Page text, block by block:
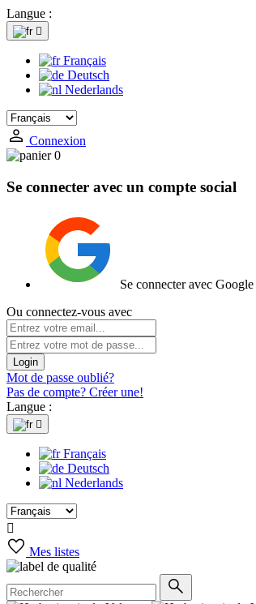
Langue :

Français
Deutsch
Nederlands
Connexion
0
Se connecter avec un compte social
Se connecter avec Google
Ou connectez-vous avec
Login
Mot de passe oublié?
Pas de compte? Créer une!
Langue :

Français
Deutsch
Nederlands

Mes listes